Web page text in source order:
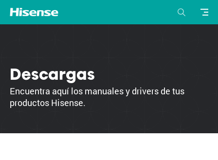
Descargas
Encuentra aquí los manuales y drivers de tus
productos Hisense.